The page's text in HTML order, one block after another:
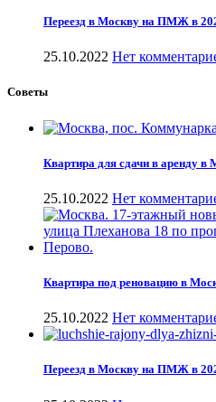
Переезд в Москву на ПМЖ в
25.10.2022 Нет
Советы
Квартира для сдачи в аренду в
25.10.2022 Нет
Квартира под реновацию в
25.10.2022 Нет
Переезд в Москву на ПМЖ в